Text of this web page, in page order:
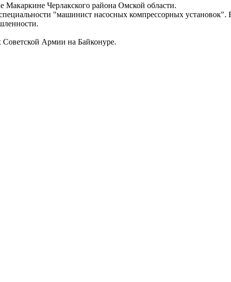
Черлакского района Омской области.
"машинист насосных компрессорных установок".
Армии на Байконуре.